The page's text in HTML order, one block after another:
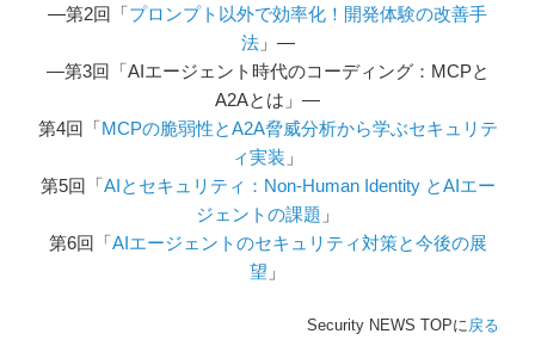
―第2回「プロンプト以外で効率化！開発体験の改善手
法」―
―第3回「AIエージェント時代のコーディング：MCPと
A2Aとは」―
第4回「MCPの脆弱性とA2A脅威分析から学ぶセキュリテ
ィ実装 」
第5回「AIとセキュリティ：Non‑Human Identity とAIエー
ジェントの課題 」
第6回「AIエージェントのセキュリティ対策と今後の展
望 」
Security NEWS TOPに戻る